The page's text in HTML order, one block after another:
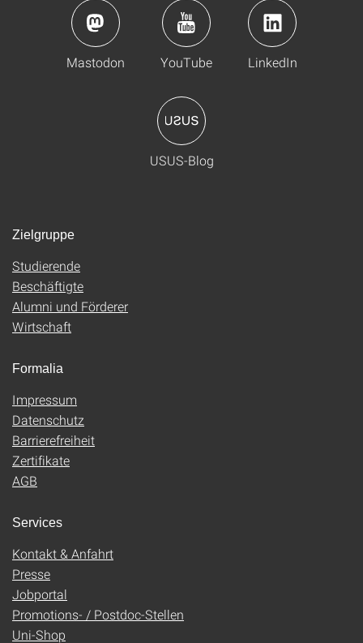
Mastodon YouTube LinkedIn
USUS-Blog
Zielgruppe
Studierende
Beschäftigte
Alumni und Förderer
Wirtschaft
Formalia
Impressum
Datenschutz
Barrierefreiheit
Zertifikate
AGB
Services
Kontakt & Anfahrt
Presse
Jobportal
Promotions- / Postdoc-Stellen
Uni-Shop